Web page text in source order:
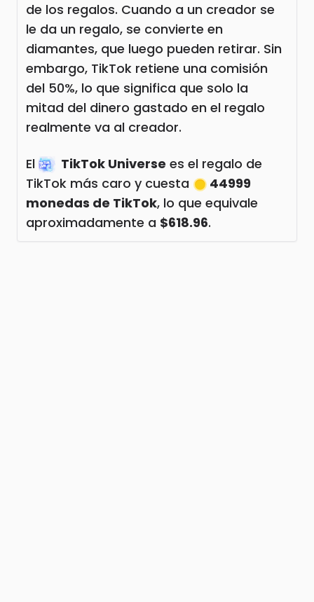
de los regalos. Cuando a un creador se
le da un regalo, se convierte en
diamantes, que luego pueden retirar. Sin
embargo, TikTok retiene una comisión
del 50%, lo que significa que solo la
mitad del dinero gastado en el regalo
realmente va al creador.
El TikTok Universe es el regalo de
TikTok más caro y cuesta
44999
monedas de TikTok, lo que equivale
aproximadamente a $618.96.